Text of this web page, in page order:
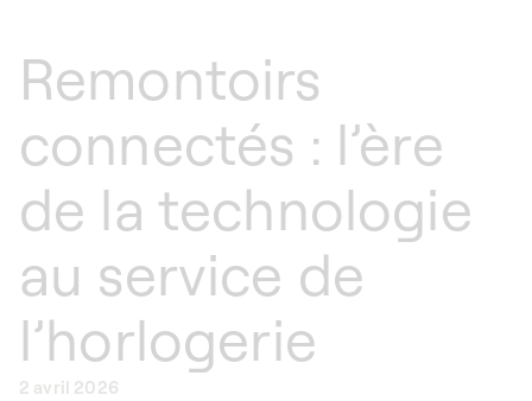
Remontoirs
connectés : l’ère
de la technologie
au service de
l’horlogerie
2 avril 2026